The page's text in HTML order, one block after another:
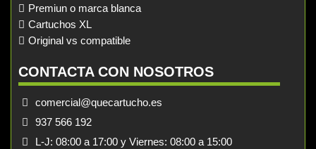
Premiun o marca blanca
Cartuchos XL
Original vs compatible
CONTACTA CON NOSOTROS
comercial@quecartucho.es
937 566 192
L-J: 08:00 a 17:00 y Viernes: 08:00 a 15:00